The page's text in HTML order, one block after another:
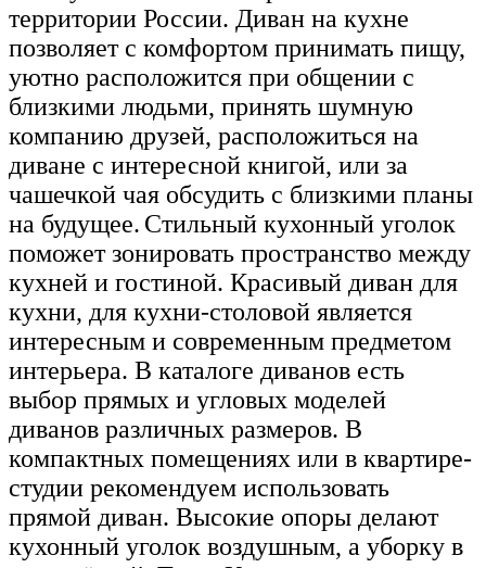
территории России. Диван на кухне
позволяет с комфортом принимать пищу,
уютно расположится при общении с
близкими людьми, принять шумную
компанию друзей, расположиться на
диване с интересной книгой, или за
чашечкой чая обсудить с близкими планы
на будущее. Стильный кухонный уголок
поможет зонировать пространство между
кухней и гостиной. Красивый диван для
кухни, для кухни-столовой является
интересным и современным предметом
интерьера. В каталоге диванов есть
выбор прямых и угловых моделей
диванов различных размеров. В
компактных помещениях или в квартире-
студии рекомендуем использовать
прямой диван. Высокие опоры делают
кухонный уголок воздушным, а уборку в